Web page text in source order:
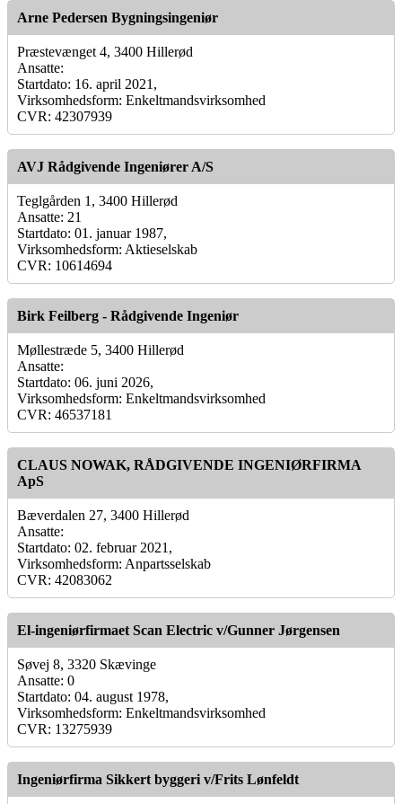
Arne Pedersen Bygningsingeniør
Præstevænget 4, 3400 Hillerød
Ansatte:
Startdato: 16. april 2021,
Virksomhedsform: Enkeltmandsvirksomhed
CVR: 42307939
AVJ Rådgivende Ingeniører A/S
Teglgården 1, 3400 Hillerød
Ansatte: 21
Startdato: 01. januar 1987,
Virksomhedsform: Aktieselskab
CVR: 10614694
Birk Feilberg - Rådgivende Ingeniør
Møllestræde 5, 3400 Hillerød
Ansatte:
Startdato: 06. juni 2026,
Virksomhedsform: Enkeltmandsvirksomhed
CVR: 46537181
CLAUS NOWAK, RÅDGIVENDE INGENIØRFIRMA
ApS
Bæverdalen 27, 3400 Hillerød
Ansatte:
Startdato: 02. februar 2021,
Virksomhedsform: Anpartsselskab
CVR: 42083062
El-ingeniørfirmaet Scan Electric v/Gunner Jørgensen
Søvej 8, 3320 Skævinge
Ansatte: 0
Startdato: 04. august 1978,
Virksomhedsform: Enkeltmandsvirksomhed
CVR: 13275939
Ingeniørfirma Sikkert byggeri v/Frits Lønfeldt